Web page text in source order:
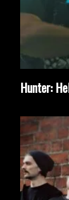
Hunter: